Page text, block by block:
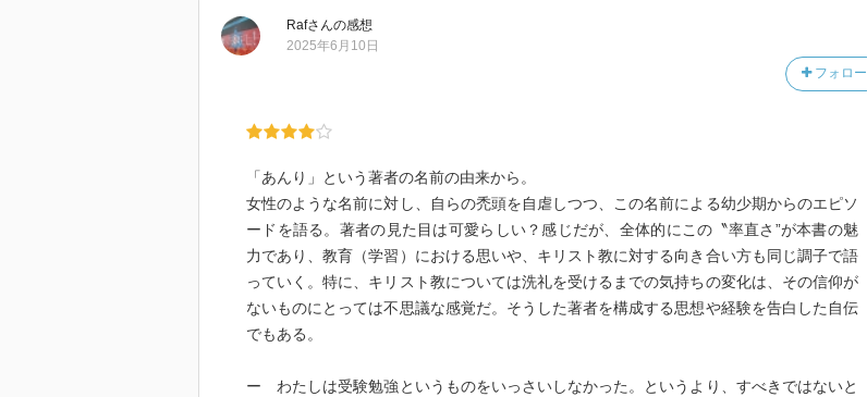
Rafさんの感想
フォロー
2025年6月10日
「あんり」という著者の名前の由来から。
女性のような名前に対し、自らの禿頭を自虐しつつ、この名前による幼少期からのエピソ
ードを語る。著者の見た目は可愛らしい？感じだが、全体的にこの〝率直さ”が本書の魅
力であり、教育（学習）における思いや、キリスト教に対する向き合い方も同じ調子で語
っていく。特に、キリスト教については洗礼を受けるまでの気持ちの変化は、その信仰が
ないものにとっては不思議な感覚だ。そうした著者を構成する思想や経験を告白した自伝
でもある。
ー わたしは受験勉強というものをいっさいしなかった。というより、すべきではないと